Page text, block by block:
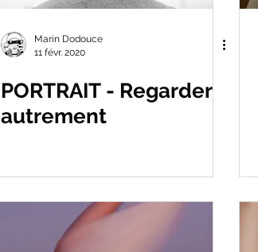
Marin Dodouce
11 févr. 2020
PORTRAIT - Regarder
autrement